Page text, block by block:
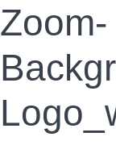
Zoom-